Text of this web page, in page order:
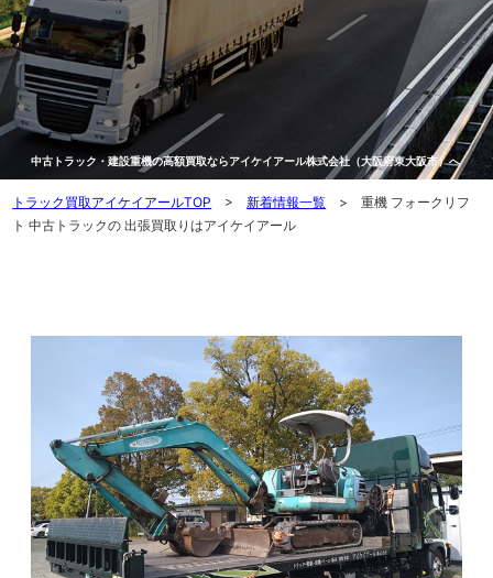
中古トラック・建設重機の高額買取ならアイケイアール株式会社（大阪府東大阪市）へ
トラック買取アイケイアールTOP >新着情報一覧 > 重機 フォークリフ
ト 中古トラックの 出張買取りはアイケイアール